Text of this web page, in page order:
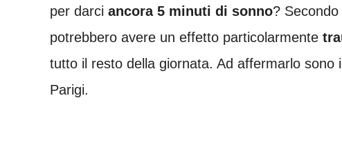
per darci ancora 5 minuti di sonno?
potrebbero avere un effetto particolarmente
tutto il resto della giornata. Ad affermarlo sono
Parigi.